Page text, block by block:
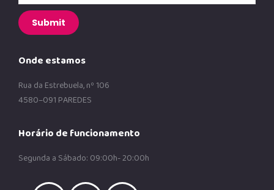
Submit
Onde estamos
Rua da Estrebuela, nº 106
4580–091 PAREDES
Horário de funcionamento
Segunda a Sábado: 09:00h- 20:00h